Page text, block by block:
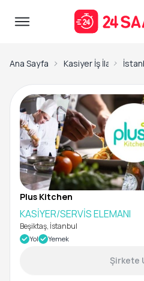
Ana Sayfa Kasiyer İş İlanları
Plus Kitchen
KASİYER/SERVİS ELEMANI
Beşiktaş, İstanbul
Yol Yemek
Şirkete